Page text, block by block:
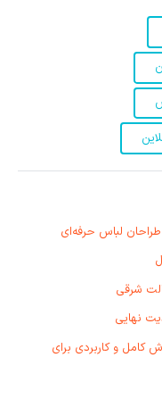
لباس حرفه‌ای
شرقی
نهایی
کامل و کاربردی برای